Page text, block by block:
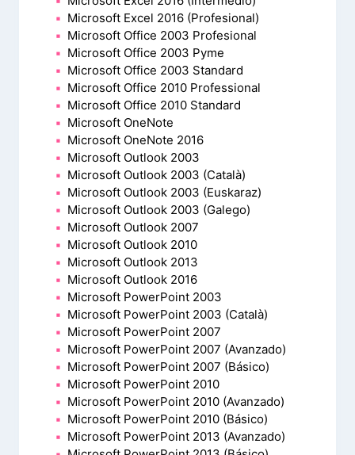
Microsoft Excel 2016 (Profesional)
Microsoft Office 2003 Profesional
Microsoft Office 2003 Pyme
Microsoft Office 2003 Standard
Microsoft Office 2010 Professional
Microsoft Office 2010 Standard
Microsoft OneNote
Microsoft OneNote 2016
Microsoft Outlook 2003
Microsoft Outlook 2003 (Català)
Microsoft Outlook 2003 (Euskaraz)
Microsoft Outlook 2003 (Galego)
Microsoft Outlook 2007
Microsoft Outlook 2010
Microsoft Outlook 2013
Microsoft Outlook 2016
Microsoft PowerPoint 2003
Microsoft PowerPoint 2003 (Català)
Microsoft PowerPoint 2007
Microsoft PowerPoint 2007 (Avanzado)
Microsoft PowerPoint 2007 (Básico)
Microsoft PowerPoint 2010
Microsoft PowerPoint 2010 (Avanzado)
Microsoft PowerPoint 2010 (Básico)
Microsoft PowerPoint 2013 (Avanzado)